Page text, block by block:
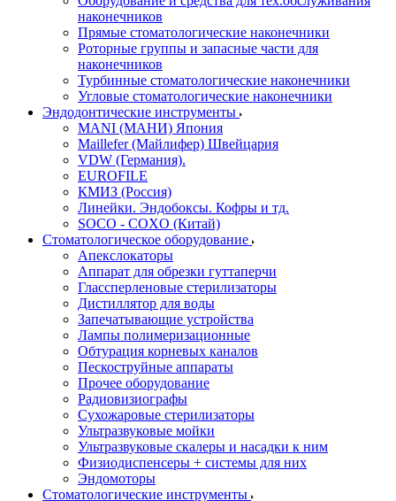
наконечников
Прямые стоматологические наконечники
Роторные группы и запасные части для
наконечников
Турбинные стоматологические наконечники
Угловые стоматологические наконечники
Эндодонтические инструменты
MANI (МАНИ) Япония
Maillefer (Майлифер) Швейцария
VDW (Германия).
EUROFILE
КМИЗ (Россия)
Линейки. Эндобоксы. Кофры и тд.
SOCO - COXO (Китай)
Стоматологическое оборудование
Апекслокаторы
Аппарат для обрезки гуттаперчи
Глассперленовые стерилизаторы
Дистиллятор для воды
Запечатывающие устройства
Лампы полимеризационные
Обтурация корневых каналов
Пескоструйные аппараты
Прочее оборудование
Радиовизиографы
Сухожаровые стерилизаторы
Ультразвуковые мойки
Ультразвуковые скалеры и насадки к ним
Физиодиспенсеры + системы для них
Эндомоторы
Стоматологические инструменты